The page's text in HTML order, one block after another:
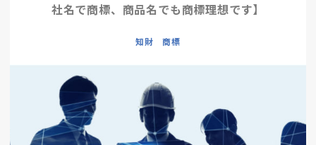
社名で商標、商品名でも商標理想です】
知財 商標